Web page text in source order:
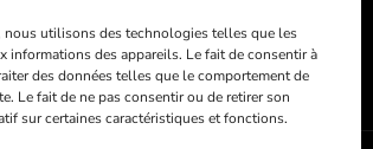
nous utilisons des technologies telles que les
informations des appareils. Le fait de consentir à
des données telles que le comportement de
Le fait de ne pas consentir ou de retirer son
sur certaines caractéristiques et fonctions.